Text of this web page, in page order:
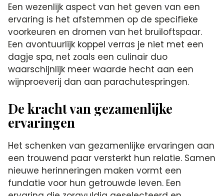
Een wezenlijk aspect van het geven van een
ervaring is het afstemmen op de specifieke
voorkeuren en dromen van het bruiloftspaar.
Een avontuurlijk koppel verras je niet met een
dagje spa, net zoals een culinair duo
waarschijnlijk meer waarde hecht aan een
wijnproeverij dan aan parachutespringen.
De kracht van gezamenlijke
ervaringen
Het schenken van gezamenlijke ervaringen aan
een trouwend paar versterkt hun relatie. Samen
nieuwe herinneringen maken vormt een
fundatie voor hun getrouwde leven. Een